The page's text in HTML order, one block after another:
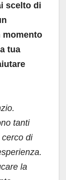
scelto di
momento
tua
tanti
di
la